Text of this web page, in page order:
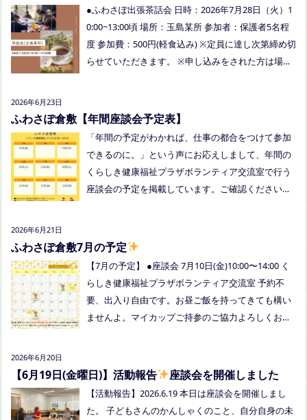
今回、ご参加できなかった方も、フリースクールっ
●ふわさぽ出張茶話会 日時：2026年7月28日（火）1
0:00~13:00頃 場所：玉島某所 参加者：保護者5名程
度 参加費：500円(軽食込み) ※定員に達し次第締め切
らせていただきます。 ※申し込みをされた方は場所
軽食を食べます。 締め切り：2026年7月24日（金）1
2026年6月23日
ふわさぽ倉敷【年間座談会予定表】
「年間の予定がわかれば、仕事の都合をつけて参加
できるのに。」という声にお応えしまして、年間の
くらしき健康福祉プラザボランティア交流室で行う
座談会の予定を掲載しています。ご確認ください！
ームページなどでお伝えします。
2026年6月21日
ふわさぽ倉敷7月の予定
【7月の予定】 ●座談会 7月10日(金)10:00〜14:00 く
らしき健康福祉プラザボランティア交流室 予約不
要、出入り自由です。お昼ご飯を持ってきても構い
ませんよ。マイカップご持参のご協力よろしくお願
（加賀郡吉備中央町田土3109-3） 日時：令和８年7
2026年6月20日
【6月19日(金曜日)】活動報告 座談会を開催しました
【活動報告】2026.6.19 本日は座談会を開催しまし
た。 子どもさんのかんしゃくのこと、自分自身の未